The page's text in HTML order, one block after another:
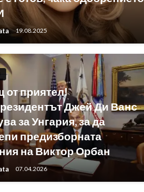
19.08.2025
приятел!
Джей Ди Ванс
за Унгария, за да
предизборната
на Виктор Орбан
07.04.2026